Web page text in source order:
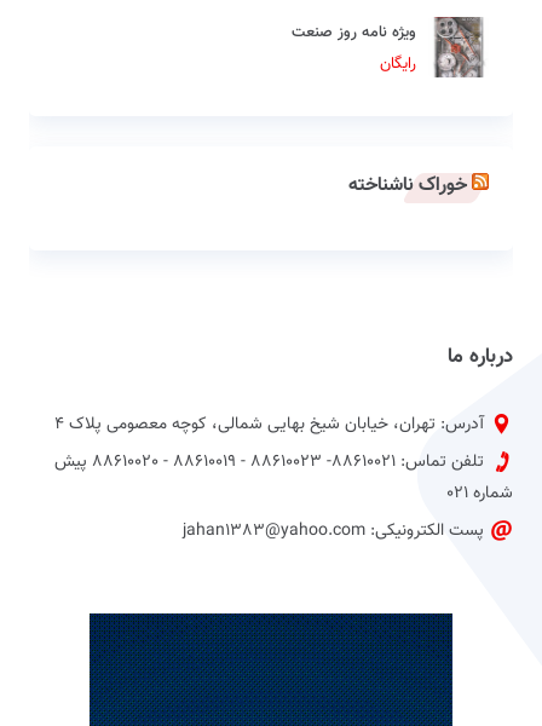
ویژه نامه روز صنعت
رایگان
خوراک ناشناخته
درباره ما
آدرس: تهران، خیابان شیخ بهایی شمالی، کوچه معصومی پلاک 4
تلفن تماس: 88610021- 88610023 - 88610019 - 88610020 پیش
شماره 021
پست الکترونیکی: jahan1383@yahoo.com